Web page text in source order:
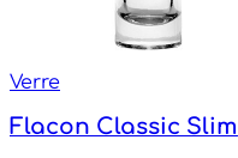
Verre
Flacon Classic Slim